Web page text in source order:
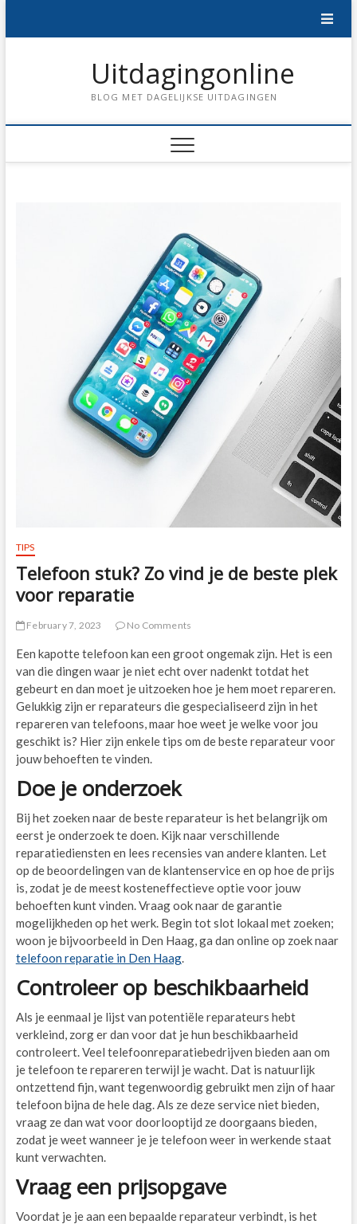
Uitdagingonline
BLOG MET DAGELIJKSE UITDAGINGEN
TIPS
Telefoon stuk? Zo vind je de beste plek
voor reparatie
February 7, 2023 No Comments
Een kapotte telefoon kan een groot ongemak zijn. Het is een
van die dingen waar je niet echt over nadenkt totdat het
gebeurt en dan moet je uitzoeken hoe je hem moet repareren.
Gelukkig zijn er reparateurs die gespecialiseerd zijn in het
repareren van telefoons, maar hoe weet je welke voor jou
geschikt is? Hier zijn enkele tips om de beste reparateur voor
jouw behoeften te vinden.
Doe je onderzoek
Bij het zoeken naar de beste reparateur is het belangrijk om
eerst je onderzoek te doen. Kijk naar verschillende
reparatiediensten en lees recensies van andere klanten. Let
op de beoordelingen van de klantenservice en op hoe de prijs
is, zodat je de meest kosteneffectieve optie voor jouw
behoeften kunt vinden. Vraag ook naar de garantie
mogelijkheden op het werk. Begin tot slot lokaal met zoeken;
woon je bijvoorbeeld in Den Haag, ga dan online op zoek naar
telefoon reparatie in Den Haag.
Controleer op beschikbaarheid
Als je eenmaal je lijst van potentiële reparateurs hebt
verkleind, zorg er dan voor dat je hun beschikbaarheid
controleert. Veel telefoonreparatiebedrijven bieden aan om
je telefoon te repareren terwijl je wacht. Dat is natuurlijk
ontzettend fijn, want tegenwoordig gebruikt men zijn of haar
telefoon bijna de hele dag. Als ze deze service niet bieden,
vraag ze dan wat voor doorlooptijd ze doorgaans bieden,
zodat je weet wanneer je je telefoon weer in werkende staat
kunt verwachten.
Vraag een prijsopgave
Voordat je je aan een bepaalde reparateur verbindt, is het